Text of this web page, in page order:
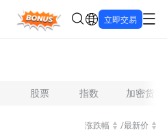
Bonus 立即交易
股票 指数 加密货币
涨跌幅 /最新价